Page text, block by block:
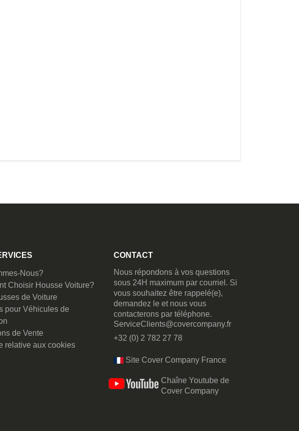
Nous?
Choisir Housse Voiture?
de Voiture
pour Véhicules de
de Vente
relative aux cookies
CONTACT
Nous répondons à vos questions
sous 24H maximum par courriel. Si
vous souhaitez être rappelé(e),
demandez le et nous vous
contacterons par téléphone.
ServiceClients@covercompany.fr
+32 (0) 2 782 27 78
Site Cover Company France
Chaîne Youtube de
Cover Company